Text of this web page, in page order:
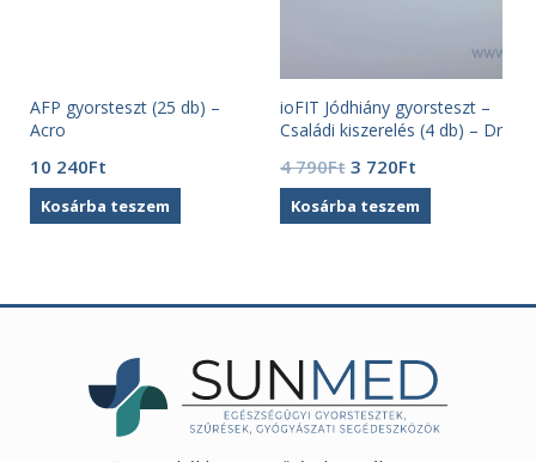
AFP gyorsteszt (25 db) –
Acro
10 240Ft
Kosárba teszem
ioFIT Jódhiány gyorsteszt –
Családi kiszerelés (4 db) – Dr
4 790Ft Original
price
was:
3 720FtCurrent
price
is:
Kosárba teszem